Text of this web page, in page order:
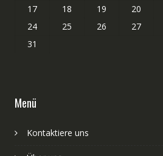
17
18 19 20
24
25 26 27
31
Menü
Kontaktiere uns